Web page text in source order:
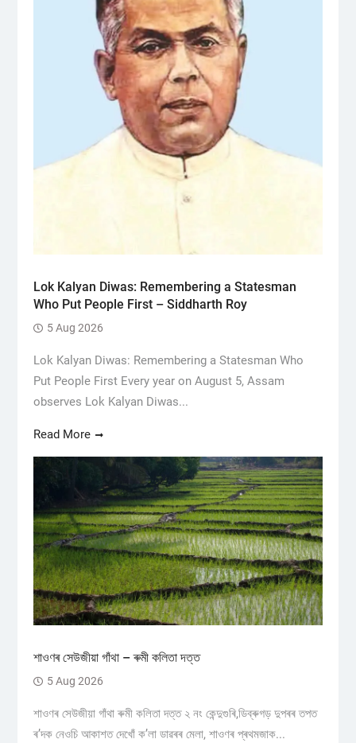
Lok Kalyan Diwas: Remembering a Statesman
Who Put People First – Siddharth Roy
5 Aug 2026
Lok Kalyan Diwas: Remembering a Statesman Who
Put People First Every year on August 5, Assam
observes Lok Kalyan Diwas...
Read More
শাওণৰ সেউজীয়া গাঁথা – ৰুমী কলিতা দত্ত
5 Aug 2026
শাওণৰ সেউজীয়া গাঁথা ৰুমী কলিতা দত্ত ২ নং কেন্দুগুৰি,ডিব্ৰুগড় ​দুপৰৰ তপত
ৰ’দক নেওচি আকাশত দেখোঁ ক’লা ডাৱৰৰ মেলা, শাওণৰ প্ৰথমজাক...